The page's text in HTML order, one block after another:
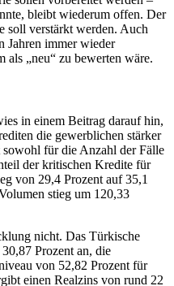
bleibt wiederum offen. Der
soll verstärkt werden. Auch
Jahren immer wieder
„neu“ zu bewerten wäre.
in einem Beitrag darauf hin,
die gewerblichen stärker
für die Anzahl der Fälle
der kritischen Kredite für
von 29,4 Prozent auf 35,1
stieg um 120,33
nicht. Das Türkische
Prozent an, die
von 52,82 Prozent für
einen Realzins von rund 22